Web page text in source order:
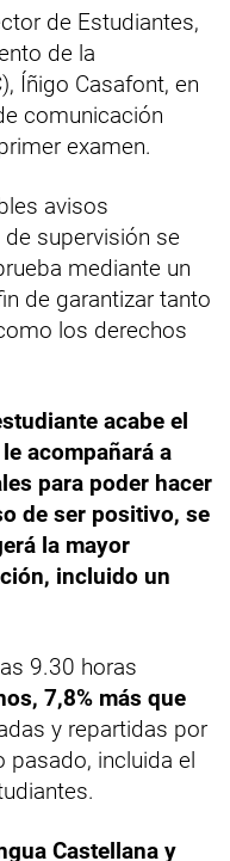
de Estudiantes,
de la
Íñigo Casafont, en
comunicación
examen.
avisos
supervisión se
mediante un
de garantizar tanto
los derechos
acabe el
acompañará a
para poder hacer
de ser positivo, se
la mayor
incluido un
9.30 horas
7,8% más que
y repartidas por
pasado, incluida el
Castellana y